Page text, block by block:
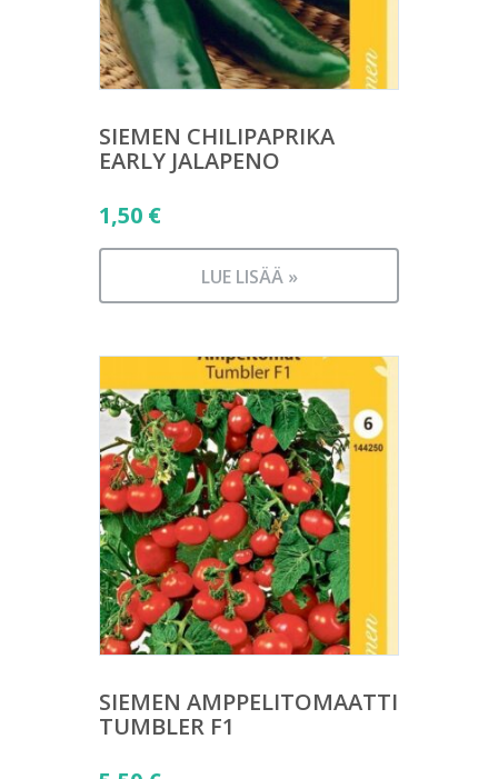
SIEMEN CHILIPAPRIKA
EARLY JALAPENO
1,50 €
LUE LISÄÄ »
SIEMEN AMPPELITOMAATTI
TUMBLER F1